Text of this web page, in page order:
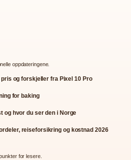
oppdateringene.
og forskjeller fra Pixel 10 Pro
for baking
og hvor du ser den i Norge
reiseforsikring og kostnad 2026
for lesere.